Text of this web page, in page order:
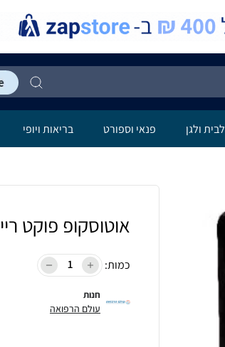
לבית ולגן פנאי וספורט בריאות ויופי
אוטוסקופ פוקט
כמות:
חנות
עולם הרפואה